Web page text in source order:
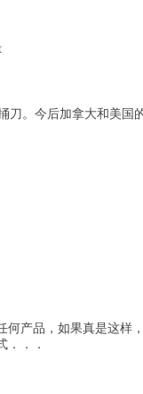
刀。今后加拿大和美国
产品，如果真是这样
．．．